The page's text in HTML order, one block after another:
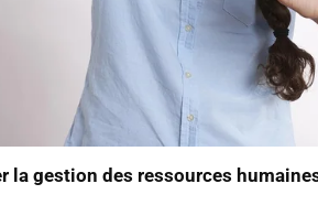
la gestion des ressources